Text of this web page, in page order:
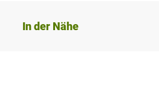
In der Nähe